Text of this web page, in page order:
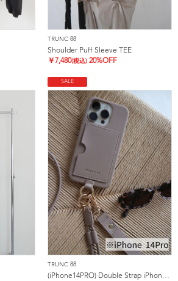
TRUNC 88
Shoulder Puff Sleeve TEE
￥ 7,480(税込) 20%OFF
SALE
TRUNC 88
(iPhone14PRO) Double Strap iPhone Case